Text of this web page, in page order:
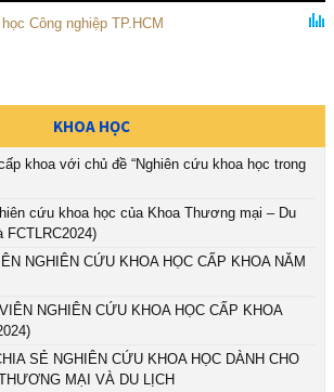
Công nghiệp TP.HCM
KHOA HỌC
khoa với chủ đề “Nghiên cứu khoa học trong
cứu khoa học của Khoa Thương mại – Du
FCTLRC2024)
NGHIÊN CỨU KHOA HỌC CẤP KHOA NĂM
NGHIÊN CỨU KHOA HỌC CẤP KHOA
SẺ NGHIÊN CỨU KHOA HỌC DÀNH CHO
MẠI VÀ DU LỊCH